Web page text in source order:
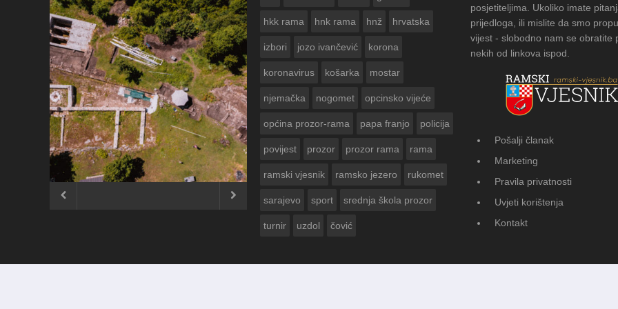
ČESTITKA RAMSKOG VJESNIKA ZA
USKRS 2023. GODINE
FOTOGALERIJA: Čuvanje običaja u
 
hkk rama hnk rama hnž hrvatska
izbori jozo ivančević korona
koronavirus košarka mostar
njemačka nogomet opcinsko vijeće
općina prozor-rama papa franjo policija
povijest prozor prozor rama rama
ramski vjesnik ramsko jezero rukomet
sarajevo sport srednja škola prozor
turnir uzdol čović
posjetiteljima. Ukoliko imate
prijedloga, ili mislite da smo
vijest - slobodno nam se obratite
nekih od linkova ispod.
Pošalji članak
Marketing
Pravila privatnosti
Uvjeti korištenja
Kontakt